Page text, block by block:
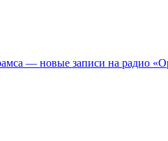
— новые записи на радио